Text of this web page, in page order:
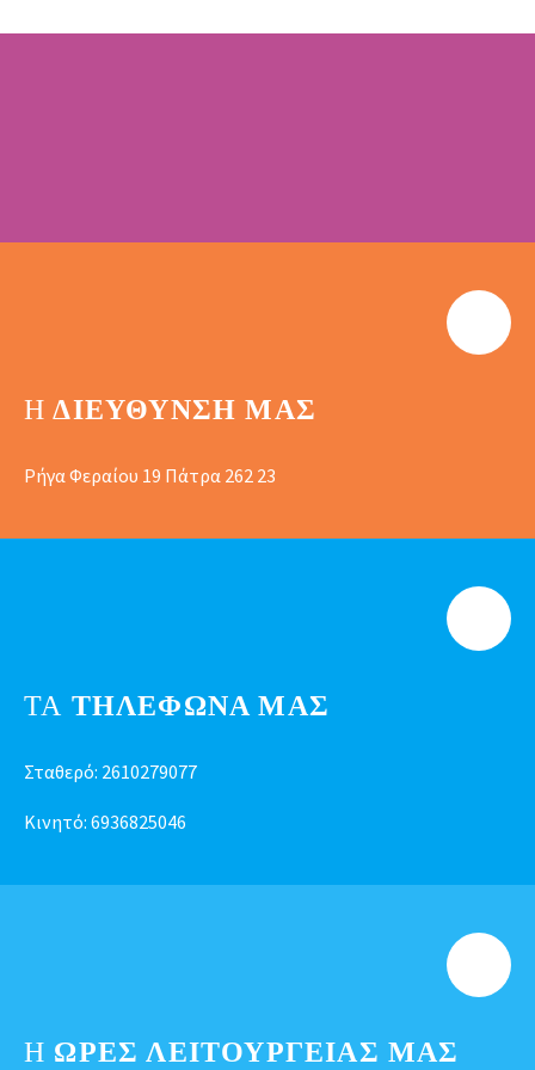
Η ΔΙΕΎΘΥΝΣΗ ΜΑΣ
Ρήγα Φεραίου 19 Πάτρα 262 23
ΤΑ ΤΗΛΕΦΩΝΑ ΜΑΣ
Σταθερό: 2610279077
Κινητό: 6936825046
Η ΩΡΕΣ ΛΕΙΤΟΥΡΓΕΊΑΣ ΜΑΣ